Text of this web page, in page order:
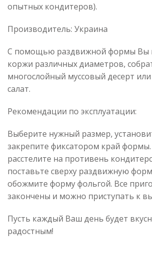
опытных кондитеров).
Производитель: Украина
С помощью раздвижной формы Вы
коржи различных диаметров,
многослойный муссовый десерт
салат.
Рекомендации по эксплуатации:
Выберите нужный размер,
закрепите фиксатором край
расстелите на противень
поставьте сверху раздвижную
обожмите форму фольгой. Все
закончены и можно приступать к
Пусть каждый Ваш день будет
радостным!